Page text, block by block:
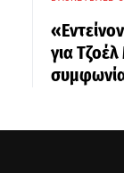
για